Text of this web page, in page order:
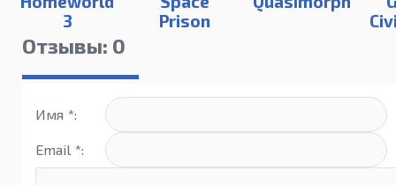
3
Prison
Отзывы: 0
Имя *:
Email *: